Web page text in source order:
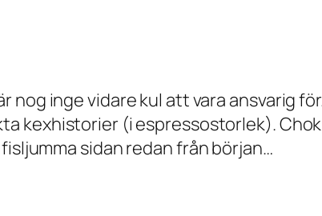
nog inge vidare kul att vara ansvarig
kexhistorier (i espressostorlek).
sidan redan från början…